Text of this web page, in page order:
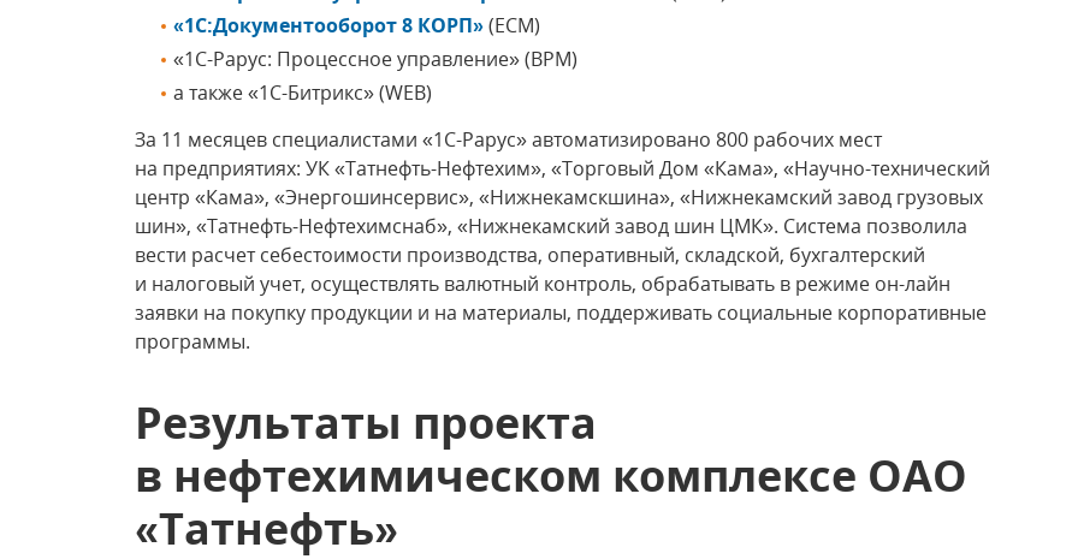
«1С:Документооборот 8 КОРП»(ECM)
«1С-Рарус: Процессное управление» (BPM)
а также «1С-Битрикс» (WEB)
За 11 месяцев специалистами «1С-Рарус» автоматизировано 800 рабочих мест
на предприятиях: УК «Татнефть-Нефтехим», «Торговый Дом «Кама», «Научно-технический
центр «Кама», «Энергошинсервис», «Нижнекамскшина», «Нижнекамский завод грузовых
шин», «Татнефть-Нефтехимснаб», «Нижнекамский завод шин ЦМК». Система позволила
вести расчет себестоимости производства, оперативный, складской, бухгалтерский
и налоговый учет, осуществлять валютный контроль, обрабатывать в режиме он-лайн
заявки на покупку продукции и на материалы, поддерживать социальные корпоративные
программы.
Результаты проекта
в нефтехимическом комплексе ОАО
«Татнефть»